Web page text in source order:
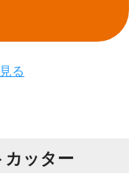
る
カッター